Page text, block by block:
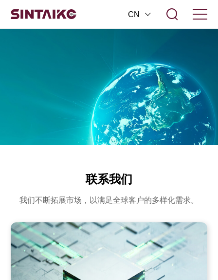
CN
联系我们
我们不断拓展市场，以满足全球客户的多样化需求。